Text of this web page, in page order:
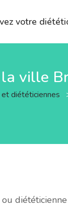
votre
ville
diététiciennes